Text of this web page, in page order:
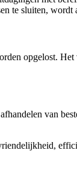
te sluiten, wordt
opgelost.
van